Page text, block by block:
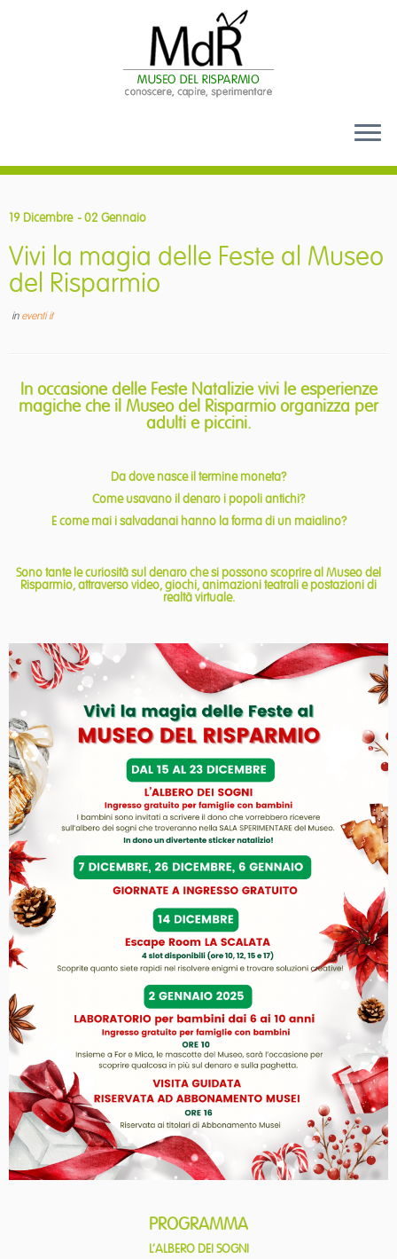
contenuto
19 Dicembre - 02 Gennaio
Vivi la magia delle Feste al Museo
del Risparmio
in eventi it
In occasione delle Feste Natalizie vivi le esperienze
magiche che il Museo del Risparmio organizza per
adulti e piccini.
Da dove nasce il termine moneta?
Come usavano il denaro i popoli antichi?
E come mai i salvadanai hanno la forma di un maialino?
Sono tante le curiosità sul denaro che si possono scoprire al Museo del
Risparmio, attraverso video, giochi, animazioni teatrali e postazioni di
realtà virtuale.
PROGRAMMA
L’ALBERO DEI SOGNI